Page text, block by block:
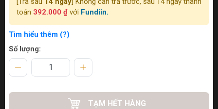
toán 392.000 ₫ với Fundiin.
Tìm hiểu thêm (?)
Số lượng:
TẠM HẾT HÀNG